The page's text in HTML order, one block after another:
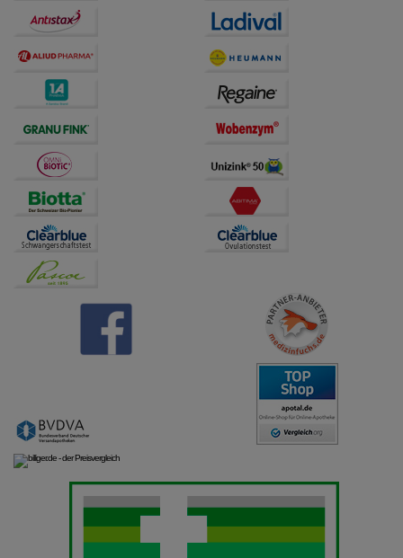
Dritte wie z.B. Google oder soziale Medien
übertragen werden.